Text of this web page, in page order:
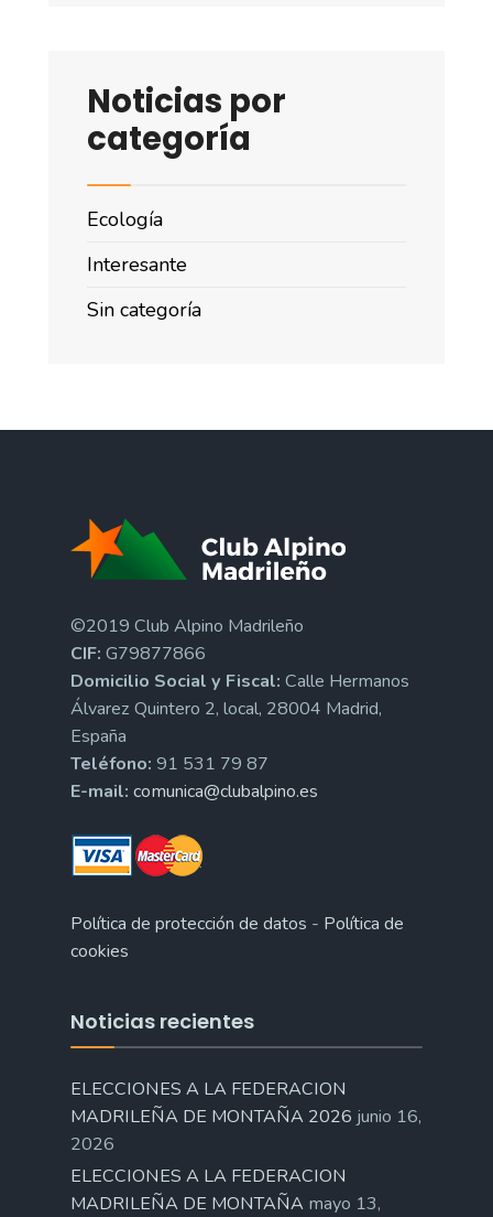
Noticias por
categoría
Ecología
Interesante
Sin categoría
©2019 Club Alpino Madrileño
CIF: G79877866
Domicilio Social y Fiscal: Calle Hermanos
Álvarez Quintero 2, local, 28004 Madrid,
España
Teléfono: 91 531 79 87
E-mail: comunica@clubalpino.es
Política de protección de datos - Política de
cookies
Noticias recientes
ELECCIONES A LA FEDERACION
MADRILEÑA DE MONTAÑA 2026 junio 16,
2026
ELECCIONES A LA FEDERACION
MADRILEÑA DE MONTAÑA mayo 13,